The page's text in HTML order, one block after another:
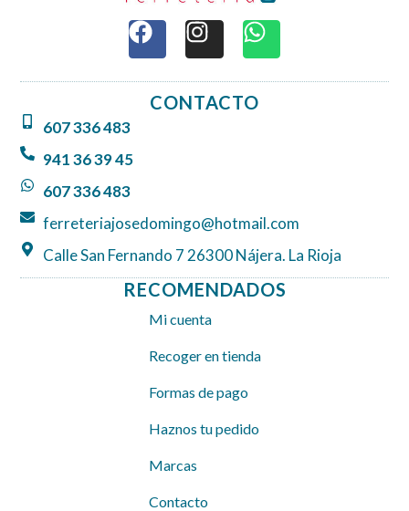
F
a
c
e
b
I
n
s
t
a
W
h
a
t
CONTACTO
607 336 483
941 36 39 45
607 336 483
ferreteriajosedomingo@hotmail.com
Calle San Fernando 7 26300 Nájera. La Rioja
RECOMENDADOS
Mi cuenta
Recoger en tienda
Formas de pago
Haznos tu pedido
Marcas
Contacto